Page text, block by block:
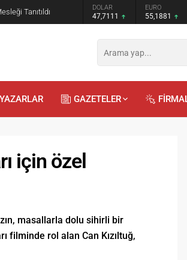
TanıtıldıGRAM ALTIN
6.660,55
DOLAR
47,7111
EURO
55,1881
YAZARLAR GAZETELER
için özel
masallarla dolu sihirli bir
filminde rol alan Can Kızıltuğ,
29.04.2026 - 12:23